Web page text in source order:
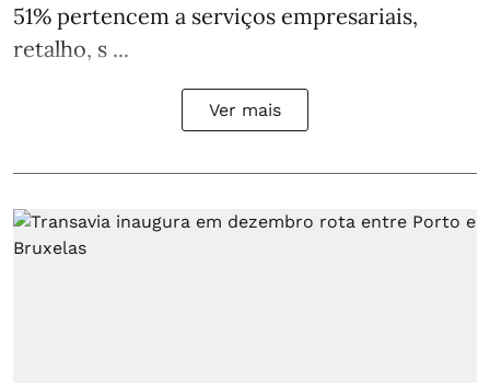
51% pertencem a serviços empresariais,
retalho, s ...
Ver mais